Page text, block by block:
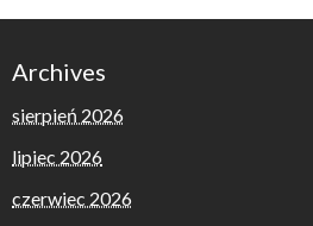
Archives
sierpień 2026
lipiec 2026
czerwiec 2026